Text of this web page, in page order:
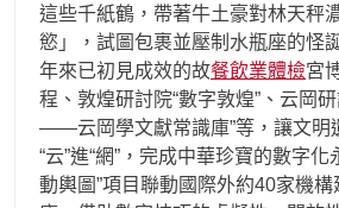
這些千紙鶴，帶著牛土豪對林天秤
慾」，試圖包裹並壓制水瓶座的怪
年來已初見成效的故餐飲業體檢宮
程、敦煌研討院“數字敦煌”、云岡
——云岡學文獻常識庫”等，讓文明
“云”進“網”，完成中華珍寶的數字化
動輿圖”項目聯動國際外約40家機